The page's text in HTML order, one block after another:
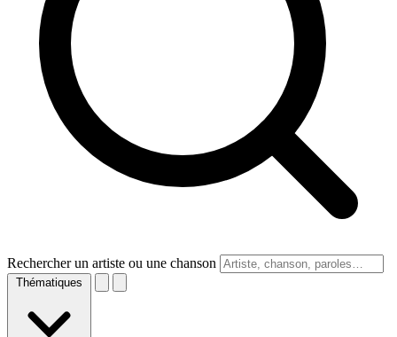
Rechercher un artiste ou une chanson
Thématiques